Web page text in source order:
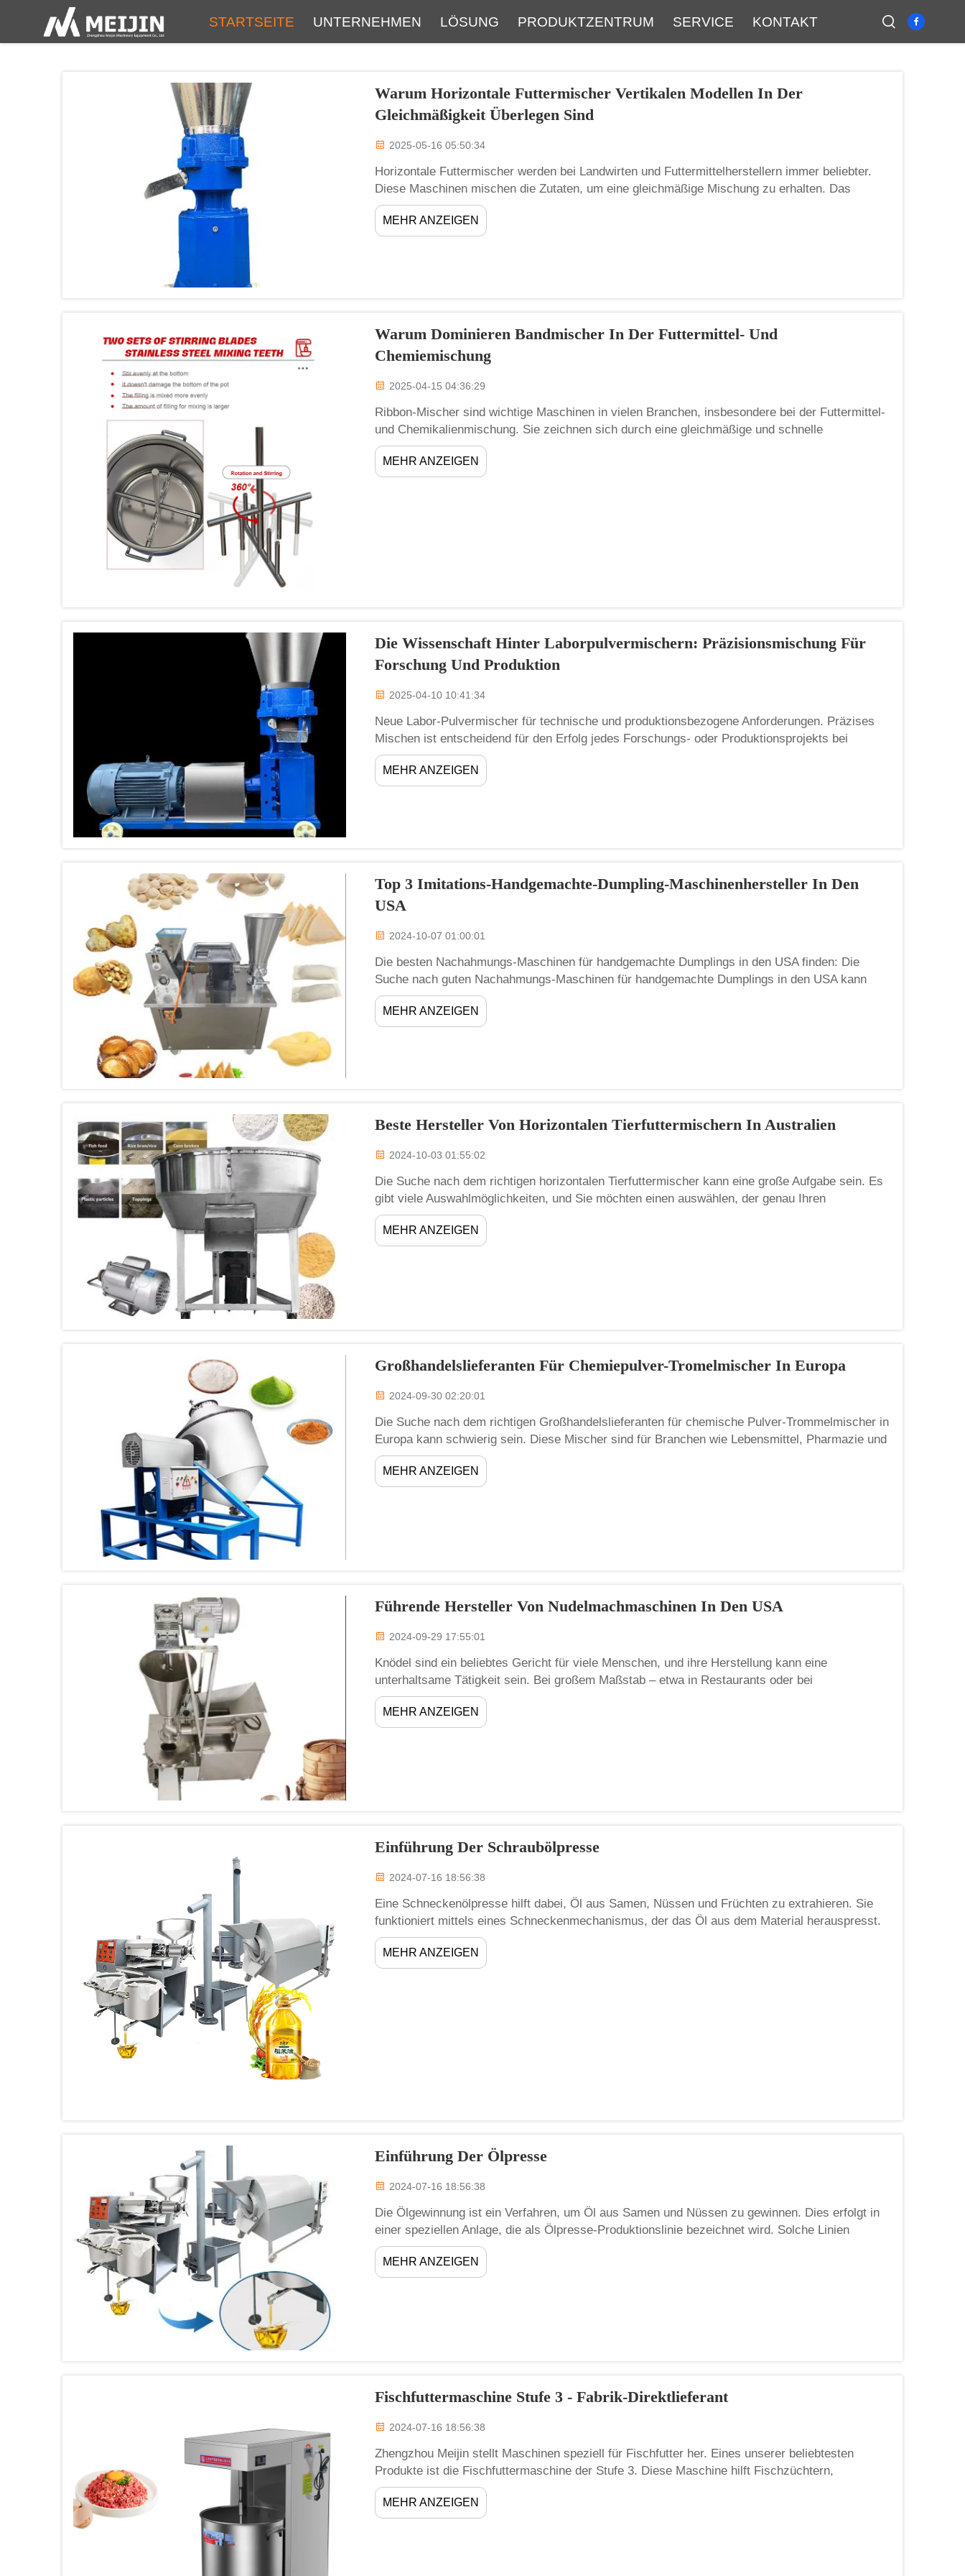
STARTSEITE UNTERNEHMEN LÖSUNG PRODUKTZENTRUM SERVICE KONTAKT
Warum Horizontale Futtermischer Vertikalen Modellen In Der
Gleichmäßigkeit Überlegen Sind
2025-05-16 05:50:34
Horizontale Futtermischer werden bei Landwirten und Futtermittelherstellern immer beliebter.
Diese Maschinen mischen die Zutaten, um eine gleichmäßige Mischung zu erhalten. Das
bedeutet, dass jede Portion dieselben Nährstoffe enthält – was für die Tiergesundheit äußerst
wichtig ist. Zhengzhou Meijin weiß, wie entscheidend ein g...
MEHR ANZEIGEN
Warum Dominieren Bandmischer In Der Futtermittel- Und
Chemiemischung
2025-04-15 04:36:29
Ribbon-Mischer sind wichtige Maschinen in vielen Branchen, insbesondere bei der Futtermittel-
und Chemikalienmischung. Sie zeichnen sich durch eine gleichmäßige und schnelle
Vermischung verschiedener Materialien aus. Diese Mischer sehen aus wie lange Rohre mit
innenliegenden Bandrührblättern, die die Inhaltsstoffe bewegen. Desig...
MEHR ANZEIGEN
Die Wissenschaft Hinter Laborpulvermischern: Präzisionsmischung Für
Forschung Und Produktion
2025-04-10 10:41:34
Neue Labor-Pulvermischer für technische und produktionsbezogene Anforderungen. Präzises
Mischen ist entscheidend für den Erfolg jedes Forschungs- oder Produktionsprojekts bei
Zhengzhou Meijin. Unsere Reisdämpfmaschine ist für das Labor und industrielle Hersteller
konzipiert, die...
MEHR ANZEIGEN
Top 3 Imitations-Handgemachte-Dumpling-Maschinenhersteller In Den
USA
2024-10-07 01:00:01
Die besten Nachahmungs-Maschinen für handgemachte Dumplings in den USA finden: Die
Suche nach guten Nachahmungs-Maschinen für handgemachte Dumplings in den USA kann
spaßig sein, ist aber manchmal auch etwas knifflig. Viele Restaurants oder Lebensmittelbetriebe
benötigen diese Maschinen, um Dumplings deutlich schneller herzustellen...
MEHR ANZEIGEN
Beste Hersteller Von Horizontalen Tierfuttermischern In Australien
2024-10-03 01:55:02
Die Suche nach dem richtigen horizontalen Tierfuttermischer kann eine große Aufgabe sein. Es
gibt viele Auswahlmöglichkeiten, und Sie möchten einen auswählen, der genau Ihren
Anforderungen entspricht. In Australien stellen Unternehmen hervorragende Mischer her.
Zhengzhou Meijin zeichnet sich hier besonders aus. Das Unternehmen konzentriert sich auf
hochwertige Mischer ...
MEHR ANZEIGEN
Großhandelslieferanten Für Chemiepulver-Tromelmischer In Europa
2024-09-30 02:20:01
Die Suche nach dem richtigen Großhandelslieferanten für chemische Pulver-Trommelmischer in
Europa kann schwierig sein. Diese Mischer sind für Branchen wie Lebensmittel, Pharmazie und
Chemie von großer Bedeutung. Sie mischen Pulver gleichmäßig, was zur Herstellung sicherer
und qualitativ hochwertiger Produkte beiträgt. Wenn Sie in größerem Umfang einkaufen möchten
...
MEHR ANZEIGEN
Führende Hersteller Von Nudelmachmaschinen In Den USA
2024-09-29 17:55:01
Knödel sind ein beliebtes Gericht für viele Menschen, und ihre Herstellung kann eine
unterhaltsame Tätigkeit sein. Bei großem Maßstab – etwa in Restaurants oder bei
Veranstaltungen – ist jedoch viel Arbeit erforderlich. Hier kommen Maschinen ins Spiel.
Unternehmen wie Zhengzhou Meijin stellen Knödelherstellungsmaschinen her ...
MEHR ANZEIGEN
Einführung Der Schraubölpresse
2024-07-16 18:56:38
Eine Schneckenölpresse hilft dabei, Öl aus Samen, Nüssen und Früchten zu extrahieren. Sie
funktioniert mittels eines Schneckenmechanismus, der das Öl aus dem Material herauspresst.
Diese Maschine ist in der Ölindustrie wichtig, da sie effizient ist und schnell große Mengen Öl
produzieren kann. Für viele Menschen...
MEHR ANZEIGEN
Einführung Der Ölpresse
2024-07-16 18:56:38
Die Ölgewinnung ist ein Verfahren, um Öl aus Samen und Nüssen zu gewinnen. Dies erfolgt in
einer speziellen Anlage, die als Ölpresse-Produktionslinie bezeichnet wird. Solche Linien
bestehen aus Maschinen, die Samen und Nüsse zur Gewinnung des Öls zerkleinern. So werden
beispielsweise Sonnenblumenkerne, Raps und Erdnüsse üblicherweise zur Herstellung von
Speiseölen verwendet...
MEHR ANZEIGEN
Fischfuttermaschine Stufe 3 - Fabrik-Direktlieferant
2024-07-16 18:56:38
Zhengzhou Meijin stellt Maschinen speziell für Fischfutter her. Eines unserer beliebtesten
Produkte ist die Fischfuttermaschine der Stufe 3. Diese Maschine hilft Fischzüchtern,
hochwertiges Futter für ihre Fische herzustellen. Durch den Einsatz unserer
Fischfuttermaschine der Stufe 3 können Landwirte sicherstellen, dass die Fische gr...
MEHR ANZEIGEN